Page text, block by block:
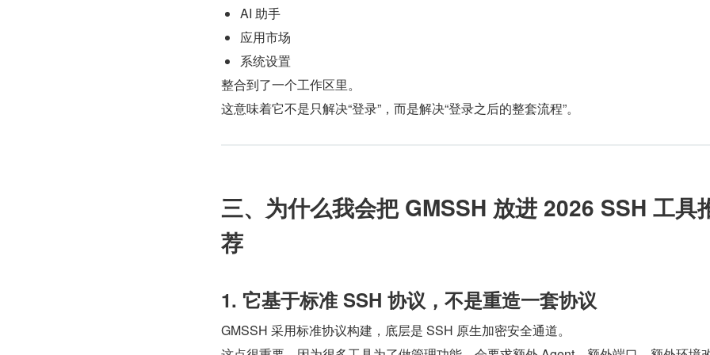
AI 助手
应用市场
系统设置
整合到了一个工作区里。
这意味着它不是只解决“登录”，而是解决“登录之后的整套流程”。
三、为什么我会把 GMSSH 放进 2026 SSH 工具
荐
1. 它基于标准 SSH 协议，不是重造一套协议
GMSSH 采用标准协议构建，底层是 SSH 原生加密安全通道。